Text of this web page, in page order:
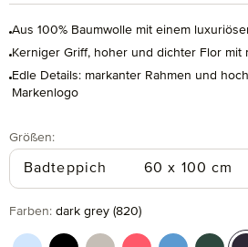
Aus 100% Baumwolle mit einem
Kerniger Griff, hoher und dichter Flor mit
Edle Details: markanter Rahmen und
Markenlogo
Größenauswählen
:
Badteppich 60 x 100 cm
Farbenauswählen
: dark grey (820)